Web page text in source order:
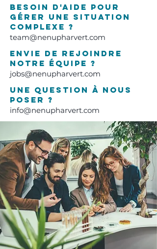
Besoin d'aide pour
gérer unE situation
complexe ?
team@nenupharvert.com
Envie de rejoindre
notre équipe ?
jobs@nenupharvert.com
Une question à nous
poser ?
info@nenupharvert.com